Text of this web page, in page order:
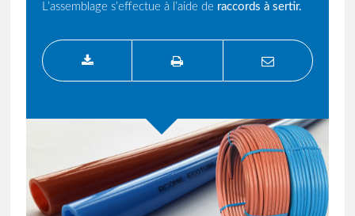
L’assemblage s’effectue à l’aide de raccords à sertir.